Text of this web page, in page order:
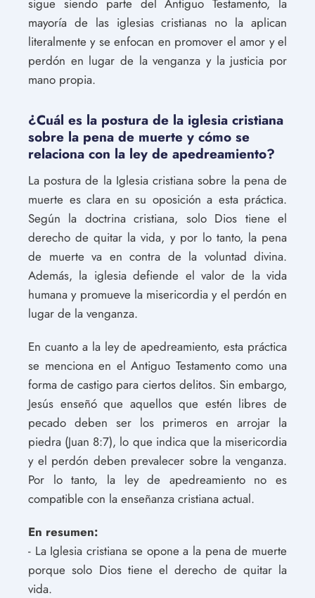
mayoría de las iglesias cristianas no la aplican
literalmente y se enfocan en promover el amor y el
perdón en lugar de la venganza y la justicia por
mano propia.
¿Cuál es la postura de la iglesia cristiana
sobre la pena de muerte y cómo se
relaciona con la ley de apedreamiento?
La postura de la Iglesia cristiana sobre la pena de
muerte es clara en su oposición a esta práctica.
Según la doctrina cristiana, solo Dios tiene el
derecho de quitar la vida, y por lo tanto, la pena
de muerte va en contra de la voluntad divina.
Además, la iglesia defiende el valor de la vida
humana y promueve la misericordia y el perdón en
lugar de la venganza.
En cuanto a la ley de apedreamiento, esta práctica
se menciona en el Antiguo Testamento como una
forma de castigo para ciertos delitos. Sin embargo,
Jesús enseñó que aquellos que estén libres de
pecado deben ser los primeros en arrojar la
piedra (Juan 8:7), lo que indica que la misericordia
y el perdón deben prevalecer sobre la venganza.
Por lo tanto, la ley de apedreamiento no es
compatible con la enseñanza cristiana actual.
En resumen:
- La Iglesia cristiana se opone a la pena de muerte
porque solo Dios tiene el derecho de quitar la
vida.